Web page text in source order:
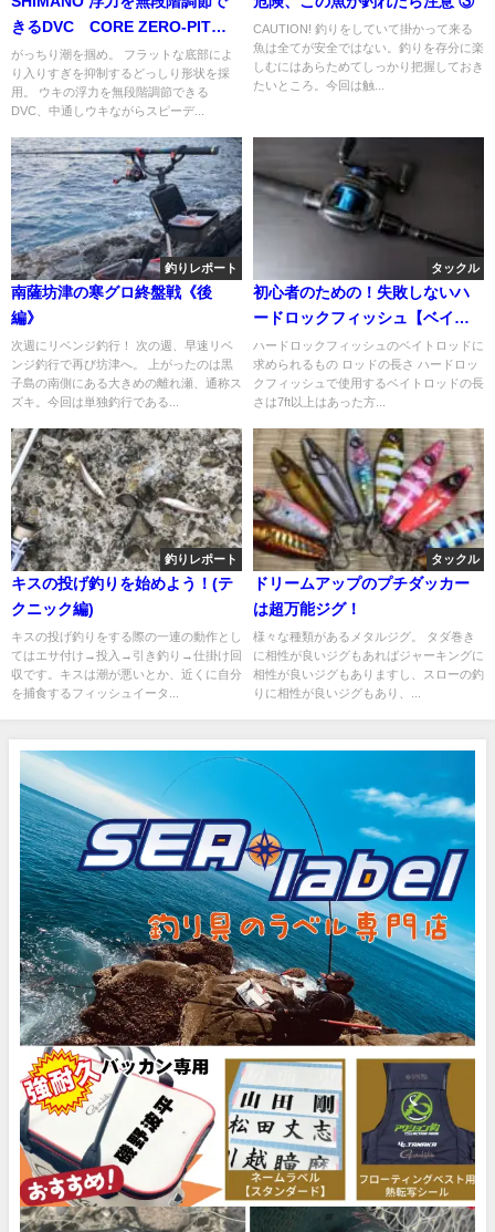
きるDVC CORE ZERO-PIT
DVC TYPE-D
がっちり潮を掴め。 フラットな底部によ
り入りすぎを抑制するどっしり形状を採
用。 ウキの浮力を無段階調節できる
DVC、中通しウキながらスピーデ...
CAUTION! 釣りをしていて掛かって来る
魚は全てが安全ではない。釣りを存分に楽
しむにはあらためてしっかり把握しておき
たいところ。今回は触...
釣りレポート
南薩坊津の寒グロ終盤戦《後
編》
次週にリベンジ釣行！ 次の週、早速リベ
ンジ釣行で再び坊津へ。 上がったのは黒
子島の南側にある大きめの離れ瀬、通称ス
ズキ。今回は単独釣行である...
タックル
初心者のための！失敗しないハ
ードロックフィッシュ【ベイト
ロッド編】
ハードロックフィッシュのベイトロッドに
求められるもの ロッドの長さ ハードロッ
クフィッシュで使用するベイトロッドの長
さは7ft以上はあった方...
釣りレポート
キスの投げ釣りを始めよう！(テ
クニック編)
キスの投げ釣りをする際の一連の動作とし
てはエサ付け→投入→引き釣り→仕掛け回
収です。キスは潮が悪いとか、近くに自分
を捕食するフィッシュイータ...
タックル
ドリームアップのプチダッカー
は超万能ジグ！
様々な種類があるメタルジグ。 タダ巻き
に相性が良いジグもあればジャーキングに
相性が良いジグもありますし、スローの釣
りに相性が良いジグもあり、...